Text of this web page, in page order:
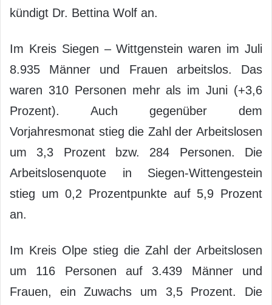
kündigt Dr. Bettina Wolf an.
Im Kreis Siegen – Wittgenstein waren im Juli
8.935 Männer und Frauen arbeitslos. Das
waren 310 Personen mehr als im Juni (+3,6
Prozent). Auch gegenüber dem
Vorjahresmonat stieg die Zahl der Arbeitslosen
um 3,3 Prozent bzw. 284 Personen. Die
Arbeitslosenquote in Siegen-Wittengestein
stieg um 0,2 Prozentpunkte auf 5,9 Prozent
an.
Im Kreis Olpe stieg die Zahl der Arbeitslosen
um 116 Personen auf 3.439 Männer und
Frauen, ein Zuwachs um 3,5 Prozent. Die